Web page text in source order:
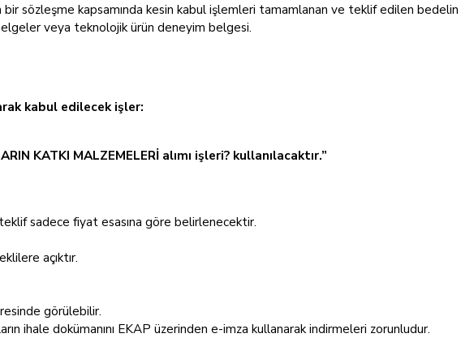
sözleşme kapsamında kesin kabul işlemleri tamamlanan ve teklif edilen bedelin
veya teknolojik ürün deneyim belgesi.
kabul edilecek işler:
KATKI MALZEMELERİ alımı işleri? kullanılacaktır.”
sadece fiyat esasına göre belirlenecektir.
açıktır.
görülebilir.
ihale dokümanını EKAP üzerinden e-imza kullanarak indirmeleri zorunludur.